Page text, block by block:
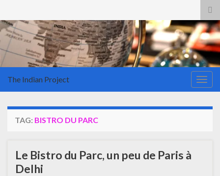
The Indian Project
TAG: BISTRO DU PARC
Le Bistro du Parc, un peu de Paris à
Delhi